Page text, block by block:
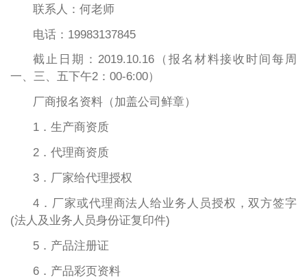
联系人：何老师
电话：19983137845
截止日期：2019.10.16（报名材料接收时间每周
一、三、五下午2：00-6:00）
厂商报名资料（加盖公司鲜章）
1．生产商资质
2．代理商资质
3．厂家给代理授权
4．厂家或代理商法人给业务人员授权，双方签字
(法人及业务人员身份证复印件)
5．产品注册证
6．产品彩页资料